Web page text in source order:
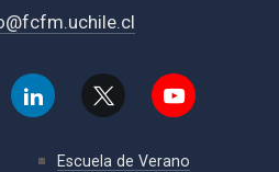
Escuela de Verano